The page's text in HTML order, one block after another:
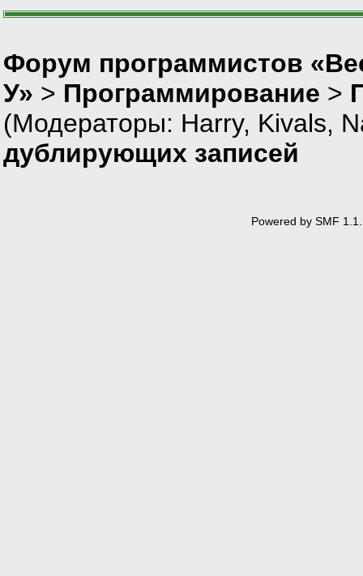
Форум программистов
У» > Программирование >
(Модераторы: Harry, Kivals,
дублирующих записей
Powered by SMF